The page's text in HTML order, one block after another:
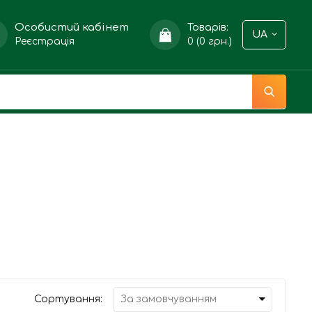
Особистий кабінет
Реєстрація
Товарів:
0 (0 грн.)
UA
Сортування: